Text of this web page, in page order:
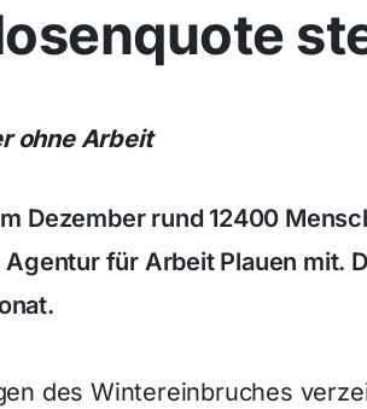
ohne Arbeit
Dezember rund 12400
für Arbeit Plauen mit.
des Wintereinbruches